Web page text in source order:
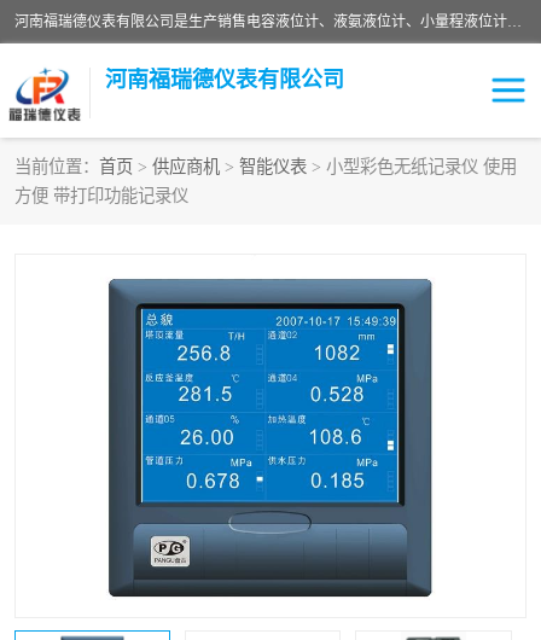
河南福瑞德仪表有限公司是生产销售电容液位计、液氨液位计、小量程液位计定制、智能锅炉水位计、液氮液位计等；并在产品开发、研制的过程中，吸取国内外仪器仪表的技术精华，建立了一支高、精、尖的科研开发队伍，使产品性能不断升级。
河南福瑞德仪表有限公司
当前位置： 首页 > 供应商机 > 智能仪表 > 小型彩色无纸记录仪 使用
方便 带打印功能记录仪
液位计
液氮液位计
液位计传感器定制
物位计
测漏仪
温度变送器 锅炉水位计